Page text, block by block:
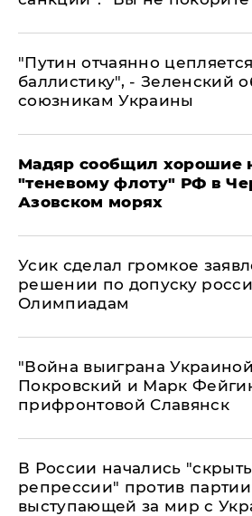
"Путин отчаянно
баллистику", - Зеленский
союзникам Украины
Мадяр сообщил хорошие
"теневому флоту" РФ в
Азовском морях
Усик сделал громкое
решении по допуску
Олимпиадам
"Война выиграна
Покровский и Марк
прифронтовой Славянск
В России начались
репрессии" против
выступающей за мир с